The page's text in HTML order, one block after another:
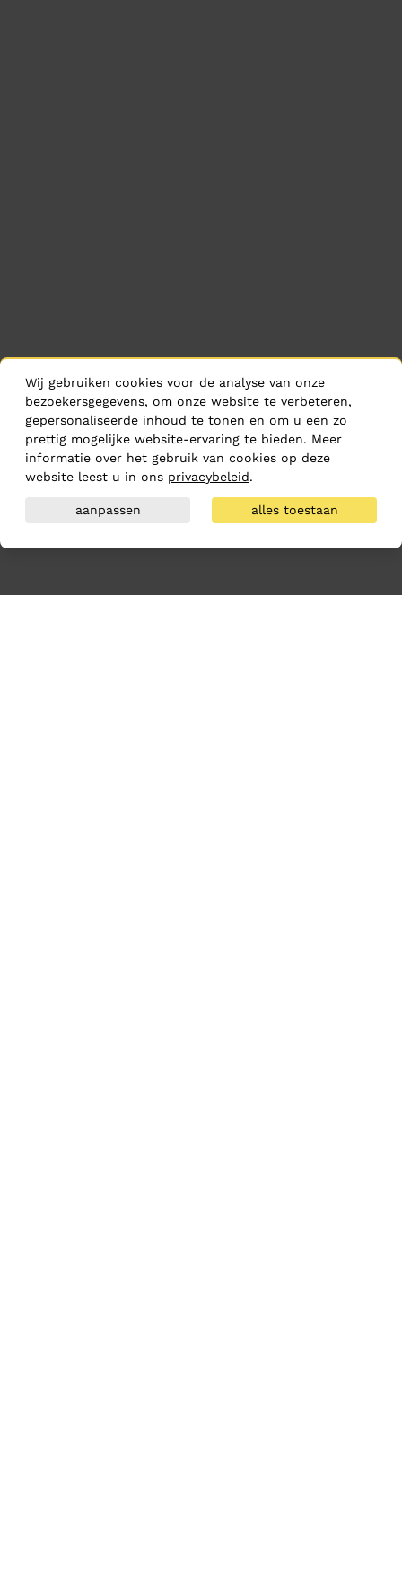
Wij gebruiken cookies voor de analyse van onze
bezoekersgegevens, om onze website te verbeteren,
gepersonaliseerde inhoud te tonen en om u een zo
prettig mogelijke website-ervaring te bieden. Meer
informatie over het gebruik van cookies op deze
website leest u in ons privacybeleid.
aanpassen alles toestaan